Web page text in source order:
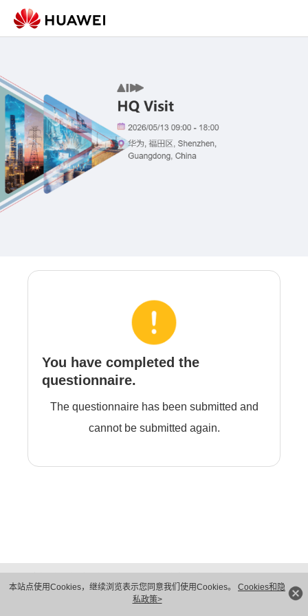
本站点使用Cookies，继续浏览表示您同意我们使用Cookies。 Cookies和隐
私政策>
You have completed the
questionnaire.
The questionnaire has been submitted and
cannot be submitted again.
隐私保护
法律声明